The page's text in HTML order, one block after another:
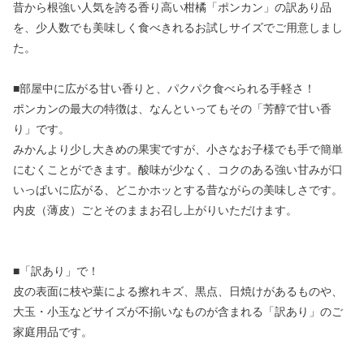
昔から根強い人気を誇る香り高い柑橘「ポンカン」の訳あり品
を、少人数でも美味しく食べきれるお試しサイズでご用意しまし
た。
■部屋中に広がる甘い香りと、パクパク食べられる手軽さ！
ポンカンの最大の特徴は、なんといってもその「芳醇で甘い香
り」です。
みかんより少し大きめの果実ですが、小さなお子様でも手で簡単
にむくことができます。酸味が少なく、コクのある強い甘みが口
いっぱいに広がる、どこかホッとする昔ながらの美味しさです。
内皮（薄皮）ごとそのままお召し上がりいただけます。
■「訳あり」で！
皮の表面に枝や葉による擦れキズ、黒点、日焼けがあるものや、
大玉・小玉などサイズが不揃いなものが含まれる「訳あり」のご
家庭用品です。